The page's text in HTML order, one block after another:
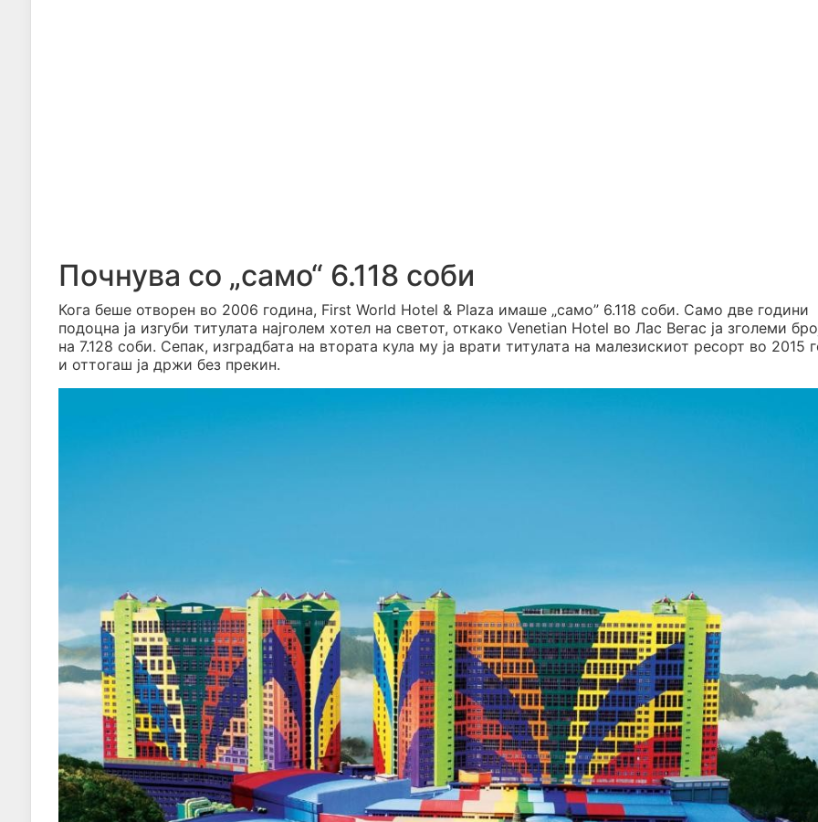
Почнува со „само“ 6.118 соби
Кога беше отворен во 2006 година, First World Hotel & Plaza имаше „само” 6.118 соби. Само две години
подоцна ја изгуби титулата најголем хотел на светот, откако Venetian Hotel во Лас Вегас ја зголеми
на 7.128 соби. Сепак, изградбата на втората кула му ја врати титулата на малезискиот ресорт во 2015
и оттогаш ја држи без прекин.